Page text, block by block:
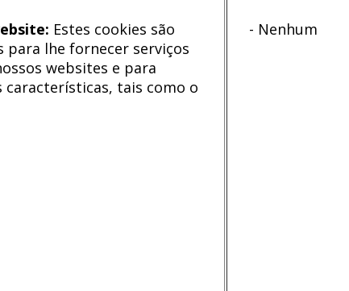
Estes cookies são
lhe fornecer serviços
websites e para
características, tais como o
- Nenhum